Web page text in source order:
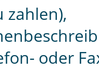
zahlen),
oder